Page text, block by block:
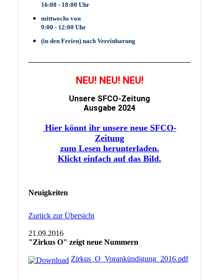
16:00 - 18:00 Uhr
mittwochs von
9:00 - 12:00 Uhr
(in den Ferien) nach Vereinbarung
NEU! NEU! NEU!
Unsere SFCO-Zeitung
Ausgabe 2024
Hier könnt ihr unsere neue SFCO-
Zeitung
zum Lesen herunterladen.
Klickt einfach auf das Bild.
Neuigkeiten
Zurück zur Übersicht
21.09.2016
"Zirkus O" zeigt neue Nummern
Zirkus_O_Vorankündigung_2016.pdf